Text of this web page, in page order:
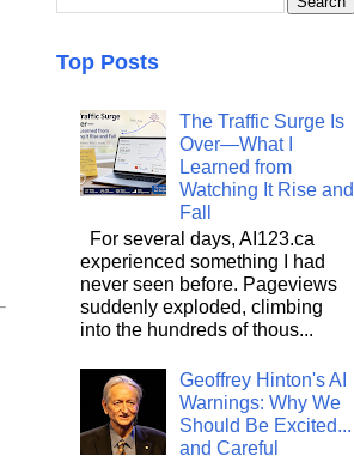
Top Posts
The Traffic Surge Is
Over—What I
Learned from
Watching It Rise and
Fall
For several days, AI123.ca
experienced something I had
never seen before. Pageviews
suddenly exploded, climbing
into the hundreds of thous...
Geoffrey Hinton's AI
Warnings: Why We
Should Be Excited...
and Careful